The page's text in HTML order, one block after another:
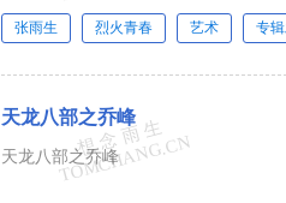
张雨生 烈火青春 艺术 专
天龙八部之乔峰
天龙八部之乔峰